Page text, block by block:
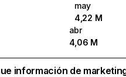
may
4,22 M
abr
4,06 M
información de